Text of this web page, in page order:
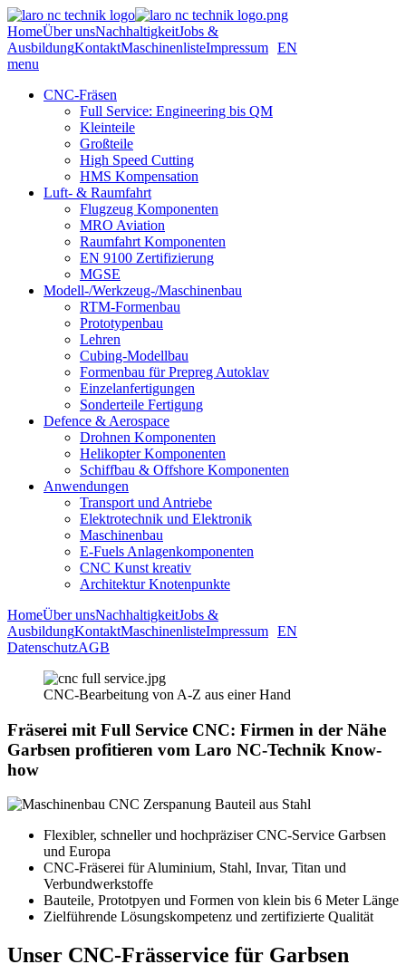
HomeÜber unsNachhaltigkeitJobs &
AusbildungKontaktMaschinenlisteImpressum EN
menu
CNC-Fräsen
Full Service: Engineering bis QM
Kleinteile
Großteile
High Speed Cutting
HMS Kompensation
Luft- & Raumfahrt
Flugzeug Komponenten
MRO Aviation
Raumfahrt Komponenten
EN 9100 Zertifizierung
MGSE
Modell-/Werkzeug-/Maschinenbau
RTM-Formenbau
Prototypenbau
Lehren
Cubing-Modellbau
Formenbau für Prepreg Autoklav
Einzelanfertigungen
Sonderteile Fertigung
Defence & Aerospace
Drohnen Komponenten
Helikopter Komponenten
Schiffbau & Offshore Komponenten
Anwendungen
Transport und Antriebe
Elektrotechnik und Elektronik
Maschinenbau
E-Fuels Anlagenkomponenten
CNC Kunst kreativ
Architektur Knotenpunkte
HomeÜber unsNachhaltigkeitJobs &
AusbildungKontaktMaschinenlisteImpressum EN
DatenschutzAGB
CNC-Bearbeitung von A-Z aus einer Hand
Fräserei mit Full Service CNC: Firmen in der Nähe
Garbsen profitieren vom Laro NC-Technik Know-
how
Flexibler, schneller und hochpräziser CNC-Service Garbsen
und Europa
CNC-Fräserei für Aluminium, Stahl, Invar, Titan und
Verbundwerkstoffe
Bauteile, Prototpyen und Formen von klein bis 6 Meter Länge
Zielführende Lösungskompetenz und zertifizierte Qualität
Unser CNC-Frässervice für Garbsen